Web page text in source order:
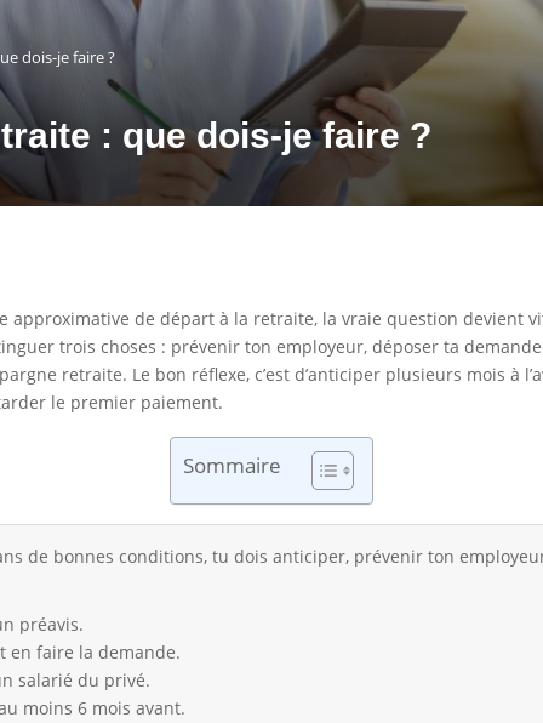
dois-je faire ?
: que dois-je faire ?
approximative de départ à la retraite, la vraie question devient
trois choses : prévenir ton employeur, déposer ta
retraite. Le bon réflexe, c’est d’anticiper plusieurs mois à
le premier paiement.
Sommaire
de bonnes conditions, tu dois anticiper, prévenir ton
préavis.
en faire la demande.
salarié du privé.
moins 6 mois avant.